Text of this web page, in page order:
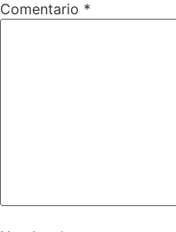
Comentario *